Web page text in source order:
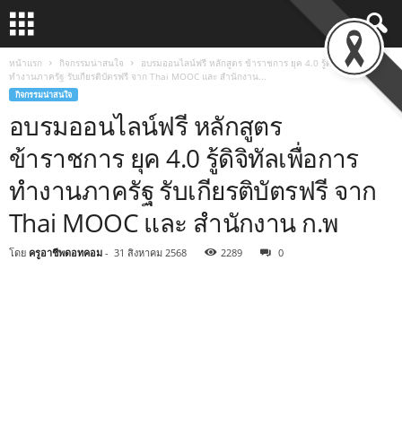
หน้าแรก กิจกรรมน่าสนใจ
อบรมออนไลน์ฟรี หลักสูตร ข้าราชการ ยุค 4.0 รู้ดิจิทัลเพื่อการ
ทำงานภาครัฐ รับเกียรติบัตรฟรี จาก Thai MOOC และ สำนักงาน...
กิจกรรมน่าสนใจ
อบรมออนไลน์ฟรี หลักสูตร
ข้าราชการ ยุค 4.0 รู้ดิจิทัลเพื่อการ
ทำงานภาครัฐ รับเกียรติบัตรฟรี จาก
Thai MOOC และ สำนักงาน ก.พ
โดย ครูอาชีพดอทคอม - 31 สิงหาคม 2568 2289 0